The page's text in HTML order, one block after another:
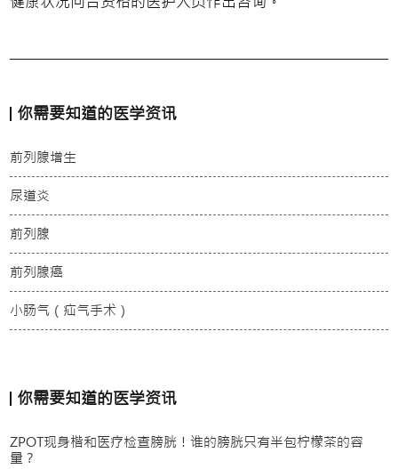
你需要知道的医学资讯
前列腺增生
尿道炎
前列腺
前列腺癌
小肠气（疝气手术）
你需要知道的医学资讯
ZPOT现身楷和医疗检查膀胱！谁的膀胱只有半包柠檬茶的容
量？